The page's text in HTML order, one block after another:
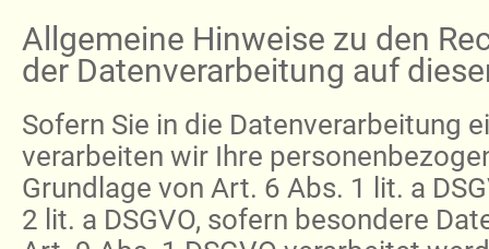
Allgemeine Hinweise zu den
der Datenverarbeitung auf
Sofern Sie in die Datenverarbeitung
verarbeiten wir Ihre
Grundlage von Art. 6 Abs. 1 lit. a
2 lit. a DSGVO, sofern besondere